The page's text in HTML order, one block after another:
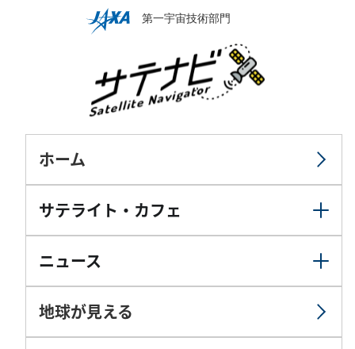
ホーム
サテライト・カフェ
ニュース
地球が見える